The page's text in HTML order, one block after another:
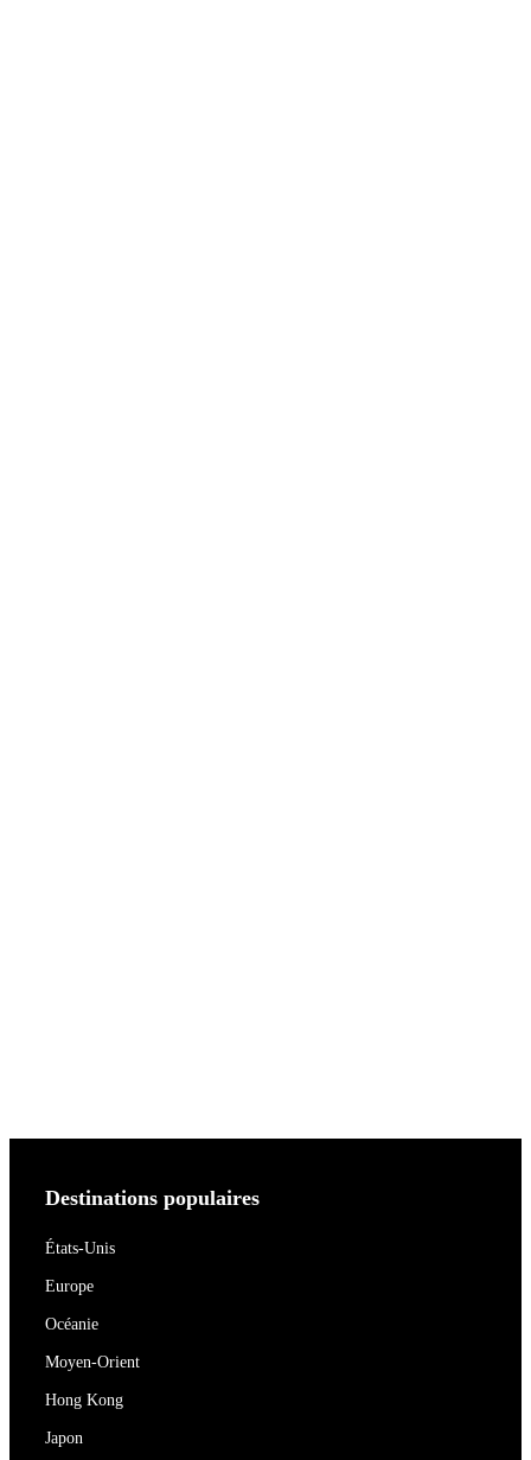
Destinations populaires
États-Unis
Europe
Océanie
Moyen-Orient
Hong Kong
Japon